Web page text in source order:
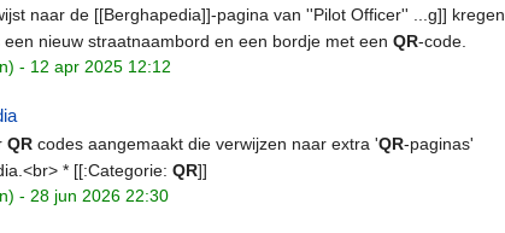
naar de [[Berghapedia]]-pagina van ''Pilot Officer'' ...g]] kregen
nieuw straatnaambord en een bordje met een QR-code.
- 12 apr 2025 12:12
QRcodes aangemaakt die verwijzen naar extra 'QR-paginas'
* [[:Categorie: QR]]
- 28 jun 2026 22:30